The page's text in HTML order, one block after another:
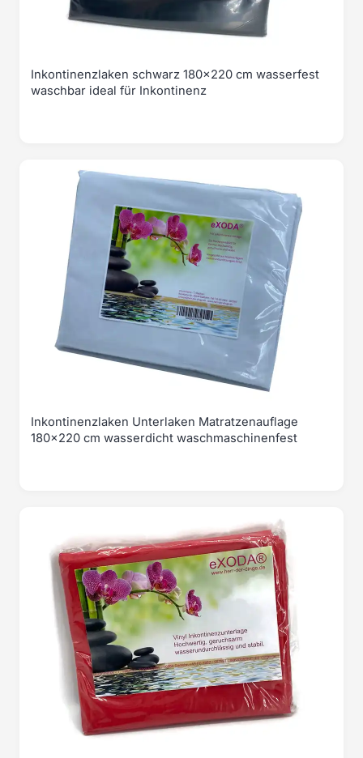
Inkontinenzlaken schwarz 180x220 cm wasserfest
waschbar ideal für Inkontinenz
Inkontinenzlaken Unterlaken Matratzenauflage
180x220 cm wasserdicht waschmaschinenfest